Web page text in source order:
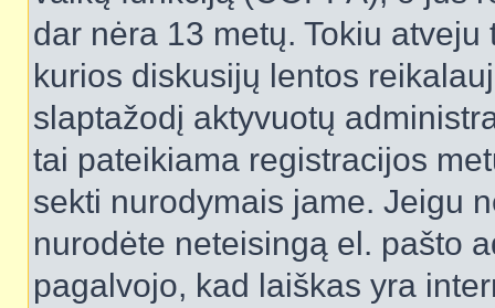
dar nėra 13 metų. Tokiu
kurios diskusijų lentos
slaptažodį aktyvuotų
tai pateikiama registracijos
sekti nurodymais jame. Jeigu
nurodėte neteisingą el. pašto
pagalvojo, kad laiškas yra